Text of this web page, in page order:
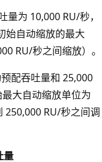
为 10,000 RU/秒，
始自动缩放的最大
RU/秒之间缩放）。
配吞吐量和 25,000
大自动缩放单位为
250,000 RU/秒之间调
量